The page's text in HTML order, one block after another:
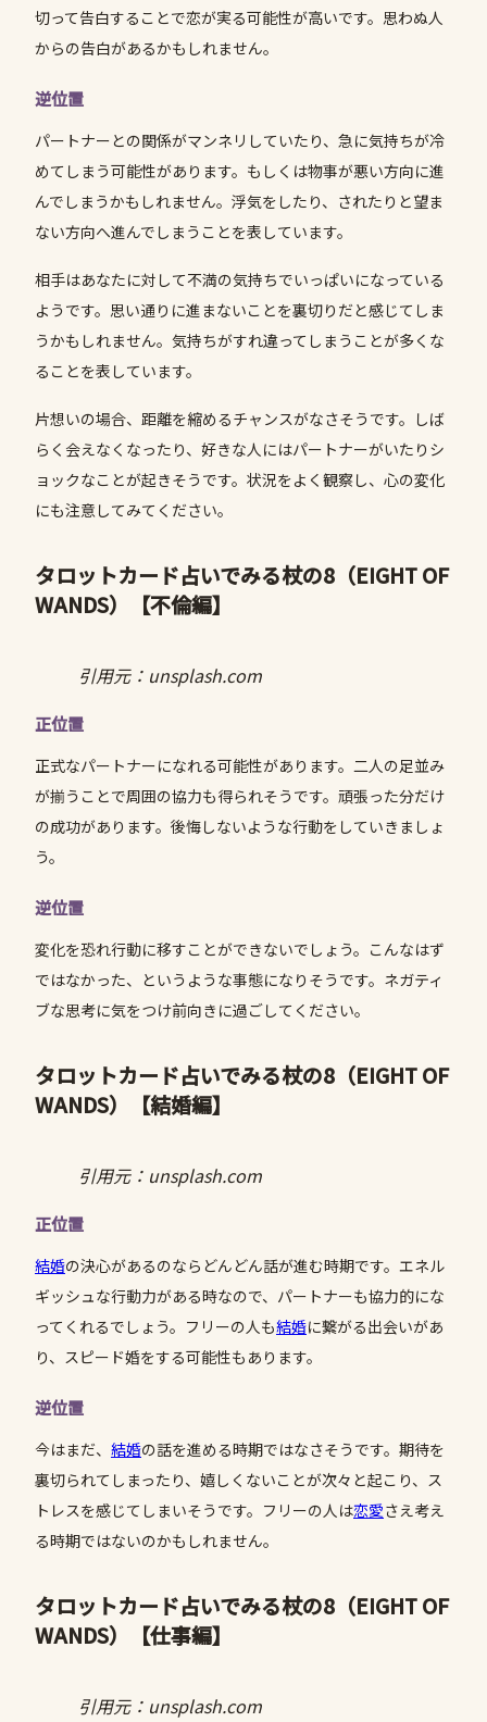
切って告白することで恋が実る可能性が高いです。思わぬ人
からの告白があるかもしれません。
逆位置
パートナーとの関係がマンネリしていたり、急に気持ちが冷
めてしまう可能性があります。もしくは物事が悪い方向に進
んでしまうかもしれません。浮気をしたり、されたりと望ま
ない方向へ進んでしまうことを表しています。
相手はあなたに対して不満の気持ちでいっぱいになっている
ようです。思い通りに進まないことを裏切りだと感じてしま
うかもしれません。気持ちがすれ違ってしまうことが多くな
ることを表しています。
片想いの場合、距離を縮めるチャンスがなさそうです。しば
らく会えなくなったり、好きな人にはパートナーがいたりシ
ョックなことが起きそうです。状況をよく観察し、心の変化
にも注意してみてください。
タロットカード占いでみる杖の8（EIGHT OF
WANDS）
【不倫編】
引用元：unsplash.com
正位置
正式なパートナーになれる可能性があります。二人の足並み
が揃うことで周囲の協力も得られそうです。頑張った分だけ
の成功があります。後悔しないような行動をしていきましょ
う。
逆位置
変化を恐れ行動に移すことができないでしょう。こんなはず
ではなかった、というような事態になりそうです。ネガティ
ブな思考に気をつけ前向きに過ごしてください。
タロットカード占いでみる杖の8（EIGHT OF
WANDS）
【結婚編】
引用元：unsplash.com
正位置
結婚の決心があるのならどんどん話が進む時期です。エネル
ギッシュな行動力がある時なので、パートナーも協力的にな
ってくれるでしょう。フリーの人も結婚に繋がる出会いがあ
り、スピード婚をする可能性もあります。
逆位置
今はまだ、 結婚の話を進める時期ではなさそうです。期待を
裏切られてしまったり、嬉しくないことが次々と起こり、ス
トレスを感じてしまいそうです。フリーの人は恋愛さえ考え
る時期ではないのかもしれません。
タロットカード占いでみる杖の8（EIGHT OF
WANDS）
【仕事編】
引用元：unsplash.com